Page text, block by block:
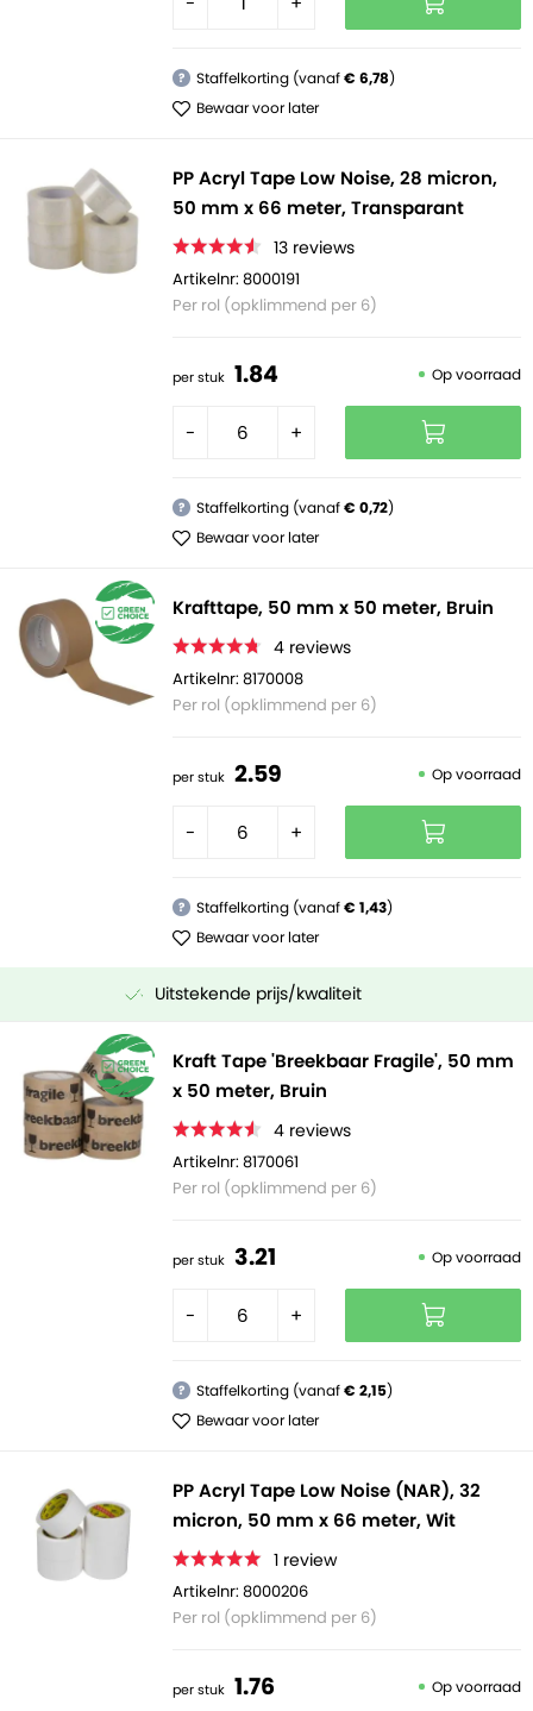
? Staffelkorting (vanaf€ 6,78)
Bewaar voor later
PP Acryl Tape Low Noise, 28 micron,
50 mm x 66 meter, Transparant
13 reviews
Artikelnr: 8000191
Per rol (opklimmend per 6)
per stuk 1.84 Op voorraad
- +
? Staffelkorting (vanaf€ 0,72)
Bewaar voor later
Krafttape, 50 mm x 50 meter, Bruin
4 reviews
Artikelnr: 8170008
Per rol (opklimmend per 6)
per stuk 2.59 Op voorraad
- +
? Staffelkorting (vanaf€ 1,43)
Bewaar voor later
Uitstekende prijs/kwaliteit
Kraft Tape 'Breekbaar Fragile', 50 mm
x 50 meter, Bruin
4 reviews
Artikelnr: 8170061
Per rol (opklimmend per 6)
per stuk 3.21 Op voorraad
- +
? Staffelkorting (vanaf€ 2,15)
Bewaar voor later
PP Acryl Tape Low Noise (NAR), 32
micron, 50 mm x 66 meter, Wit
1 review
Artikelnr: 8000206
Per rol (opklimmend per 6)
per stuk 1.76 Op voorraad